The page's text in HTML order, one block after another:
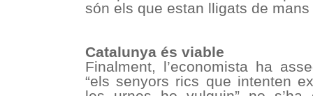
són els que estan lligats de mans
Catalunya és viable
Finalment, l’economista ha
“els senyors rics que intenten